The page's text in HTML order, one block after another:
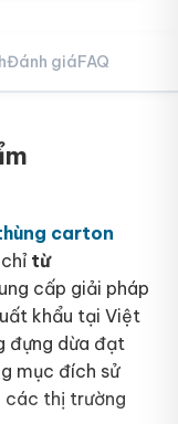
Đánh giáFAQ
carton
từ
cấp giải pháp
khẩu tại Việt
đựng dừa đạt
mục đích sử
các thị trường